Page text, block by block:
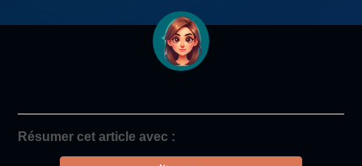
Résumer cet article avec :